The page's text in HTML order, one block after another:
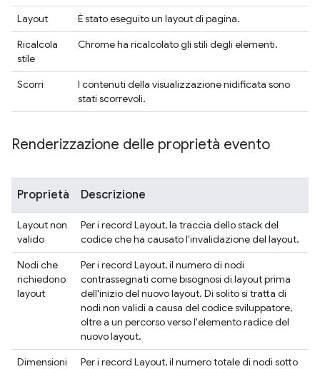
Layout
È stato eseguito un layout di pagina.
Ricalcola
stile
Chrome ha ricalcolato gli stili degli elementi.
Scorri
I contenuti della visualizzazione nidificata sono
stati scorrevoli.
Renderizzazione delle proprietà evento
Proprietà Descrizione
Layout non
valido
Per i record Layout, la traccia dello stack del
codice che ha causato l'invalidazione del layout.
Nodi che
richiedono
layout
Per i record Layout, il numero di nodi
contrassegnati come bisognosi di layout prima
dell'inizio del nuovo layout. Di solito si tratta di
nodi non validi a causa del codice sviluppatore,
oltre a un percorso verso l'elemento radice del
nuovo layout.
Dimensioni
Per i record Layout, il numero totale di nodi sotto